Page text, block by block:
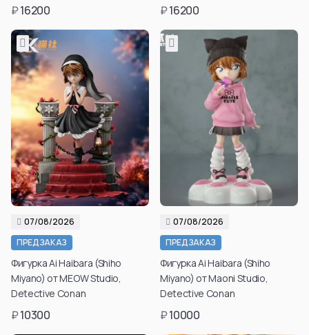
₽16200
возраст
₽16200
07/08/2026
ПРЕДЗАКАЗ
Фигурка Ai Haibara (Shiho
Miyano) от MEOW Studio,
Detective Conan
₽10300
07/08/2026
ПРЕДЗАКАЗ
Фигурка Ai Haibara (Shiho
Miyano) от Maoni Studio,
Detective Conan
₽10000